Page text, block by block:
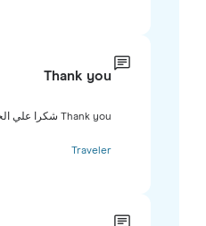
Thank you
Thank you شكرا علي الخدمة المميزه
Traveler